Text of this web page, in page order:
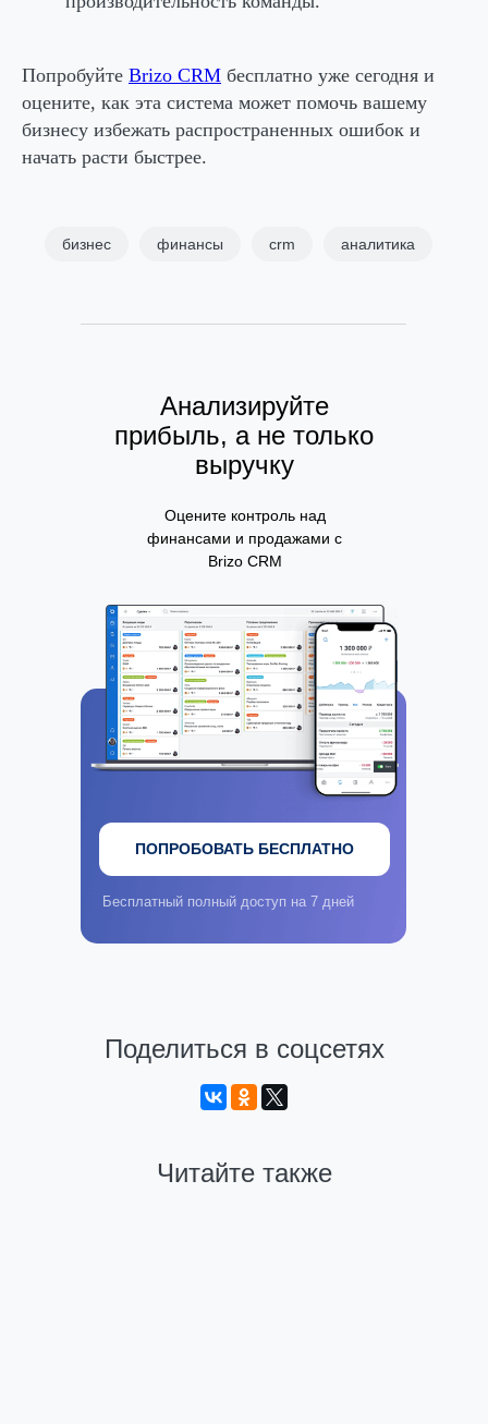
Попробуйте Brizo CRM бесплатно уже сегодня и
оцените, как эта система может помочь вашему
бизнесу избежать распространенных ошибок и
начать расти быстрее.
бизнес финансы crm аналитика
Оцените контроль над
финансами и продажами с
Brizo CRM
Анализируйте
прибыль, а не только
выручку
Бесплатный полный доступ на 7 дней
ПОПРОБОВАТЬ БЕСПЛАТНО
Поделиться в соцсетях
Читайте также